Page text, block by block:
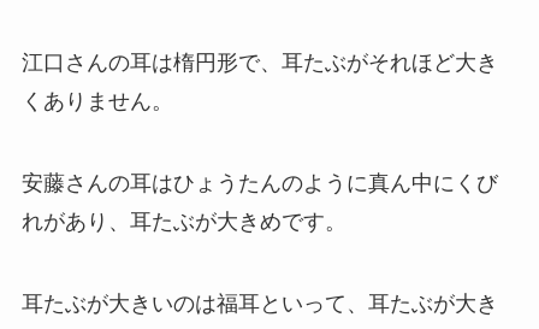
江口さんの耳は楕円形で、耳たぶがそれほど大き
くありません。
安藤さんの耳はひょうたんのように真ん中にくび
れがあり、耳たぶが大きめです。
耳たぶが大きいのは福耳といって、耳たぶが大き